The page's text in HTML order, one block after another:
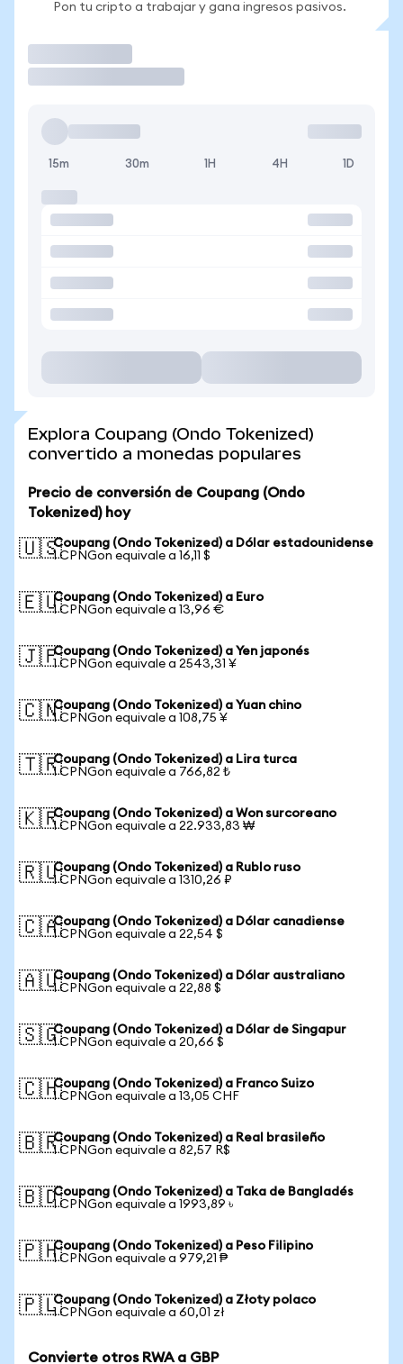
Pon tu cripto a trabajar y gana ingresos pasivos.
15m 30m 1H 4H 1D
Explora Coupang (Ondo Tokenized)
convertido a monedas populares
Precio de conversión de Coupang (Ondo
Tokenized) hoy
🇺🇸Coupang (Ondo Tokenized) a Dólar estadounidense
1 CPNGon equivale a 16,11 $
🇪🇺Coupang (Ondo Tokenized) a Euro
1 CPNGon equivale a 13,96 €
🇯🇵Coupang (Ondo Tokenized) a Yen japonés
1 CPNGon equivale a 2543,31 ¥
🇨🇳Coupang (Ondo Tokenized) a Yuan chino
1 CPNGon equivale a 108,75 ¥
🇹🇷Coupang (Ondo Tokenized) a Lira turca
1 CPNGon equivale a 766,82 ₺
🇰🇷Coupang (Ondo Tokenized) a Won surcoreano
1 CPNGon equivale a 22.933,83 ₩
🇷🇺Coupang (Ondo Tokenized) a Rublo ruso
1 CPNGon equivale a 1310,26 ₽
🇨🇦Coupang (Ondo Tokenized) a Dólar canadiense
1 CPNGon equivale a 22,54 $
🇦🇺Coupang (Ondo Tokenized) a Dólar australiano
1 CPNGon equivale a 22,88 $
🇸🇬Coupang (Ondo Tokenized) a Dólar de Singapur
1 CPNGon equivale a 20,66 $
🇨🇭Coupang (Ondo Tokenized) a Franco Suizo
1 CPNGon equivale a 13,05 CHF
🇧🇷Coupang (Ondo Tokenized) a Real brasileño
1 CPNGon equivale a 82,57 R$
🇧🇩Coupang (Ondo Tokenized) a Taka de Bangladés
1 CPNGon equivale a 1993,89 ৳
🇵🇭Coupang (Ondo Tokenized) a Peso Filipino
1 CPNGon equivale a 979,21 ₱
🇵🇱Coupang (Ondo Tokenized) a Złoty polaco
1 CPNGon equivale a 60,01 zł
Convierte otros RWA a GBP